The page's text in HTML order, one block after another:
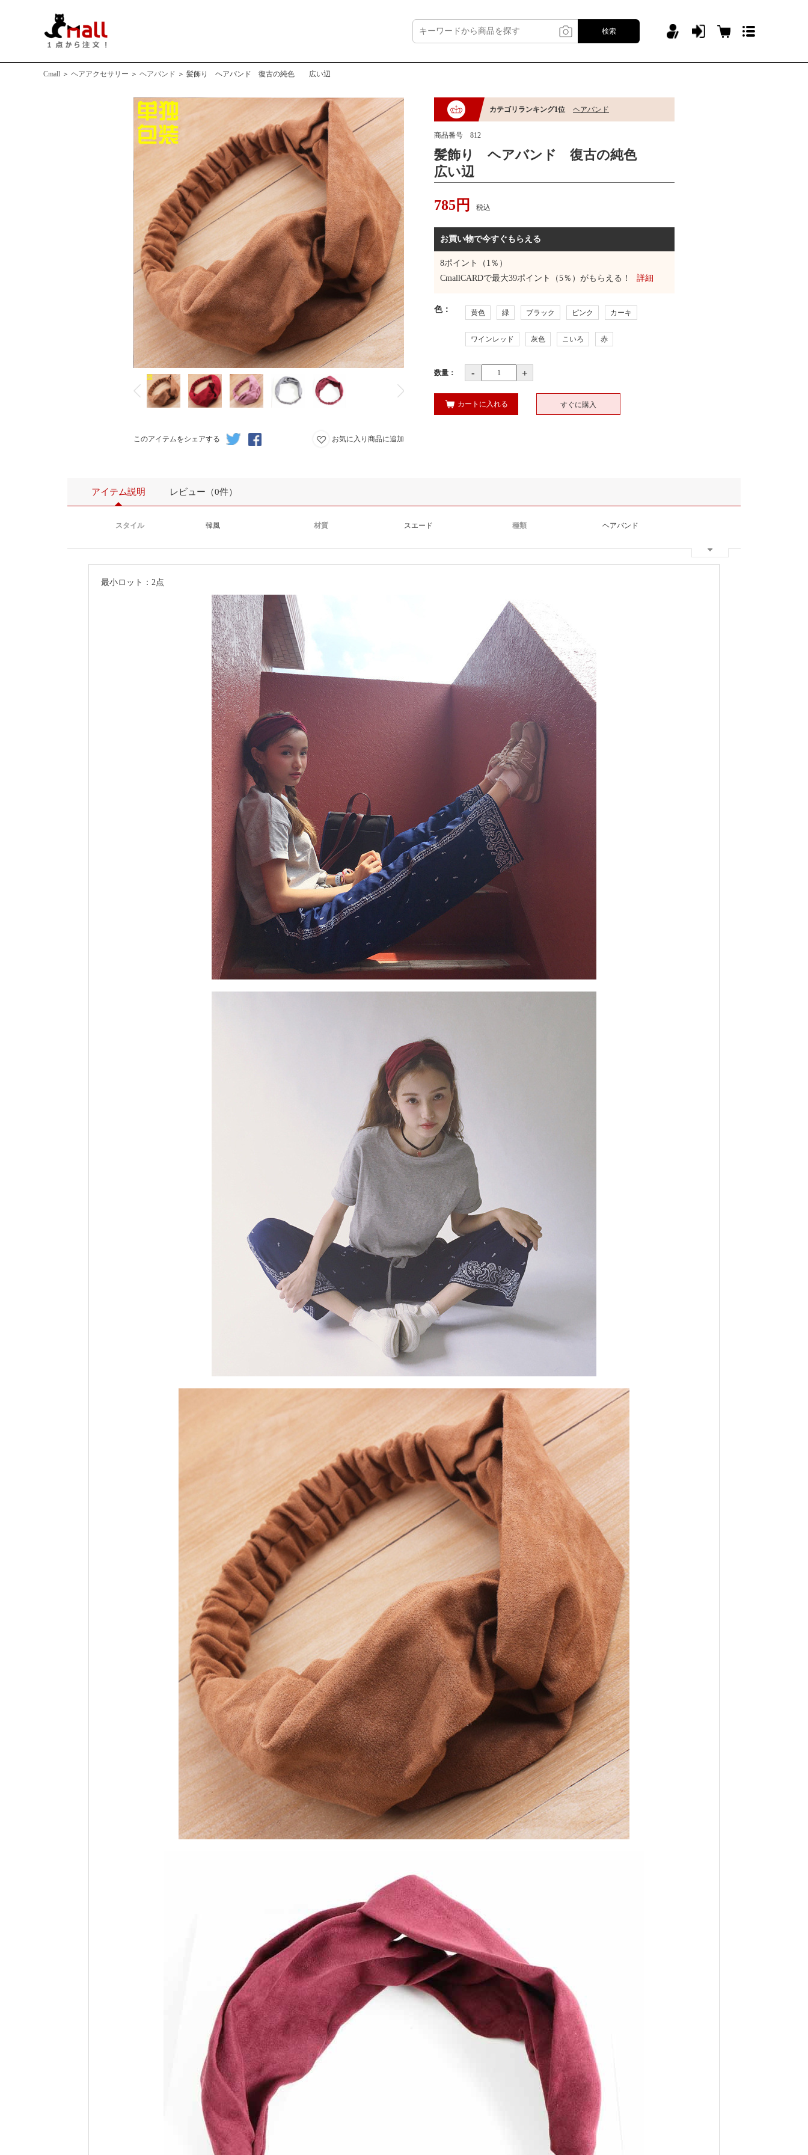
検索
Cmall ＞ ヘアアクセサリー ＞ ヘアバンド ＞ 髪飾り ヘアバンド 復古の純色 広い辺
このアイテムをシェアする お気に入り商品に追加
カテゴリランキング1位 ヘアバンド
商品番号 812
髪飾り ヘアバンド 復古の純色
広い辺
785円 税込
お買い物で今すぐもらえる
8ポイント（1％）
CmallCARDで最大39ポイント（5％）がもらえる！ 詳細
色： 黄色 緑 ブラック ピンク カーキ
ワインレッド 灰色 こいろ 赤
数量： - +
カートに入れる すぐに購入
アイテム説明 レビュー（0件）
スタイル 韓風 材質 スエード 種類 ヘアバンド
最小ロット：2点